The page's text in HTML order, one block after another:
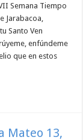
Semana Tiempo
Jarabacoa,
Santo Ven
enfúndeme
que en estos
Mateo 13,